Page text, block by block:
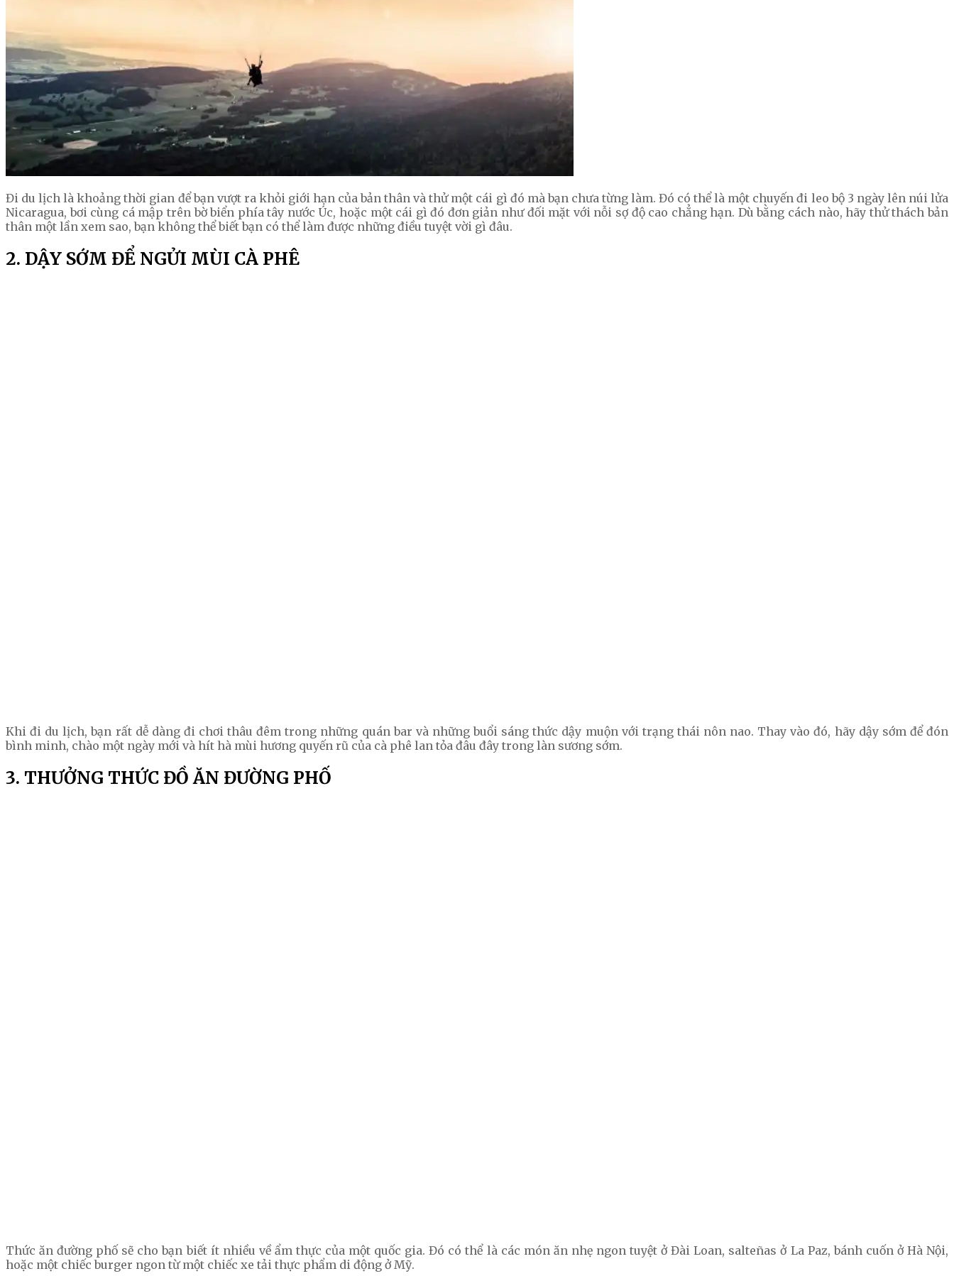
Đi du lịch là khoảng thời gian để bạn vượt ra khỏi giới hạn của bản thân và thử một cái gì đó mà bạn chưa từng làm. Đó có thể là một chuyến đi leo bộ 3 ngày lên núi lửa
Nicaragua, bơi cùng cá mập trên bờ biển phía tây nước Úc, hoặc một cái gì đó đơn giản như đối mặt với nỗi sợ độ cao chẳng hạn. Dù bằng cách nào, hãy thử thách bản
thân một lần xem sao, bạn không thể biết bạn có thể làm được những điều tuyệt vời gì đâu.
2. DẬY SỚM ĐỂ NGỬI MÙI CÀ PHÊ
Khi đi du lịch, bạn rất dễ dàng đi chơi thâu đêm trong những quán bar và những buổi sáng thức dậy muộn với trạng thái nôn nao. Thay vào đó, hãy dậy sớm để đón
bình minh, chào một ngày mới và hít hà mùi hương quyến rũ của cà phê lan tỏa đâu đây trong làn sương sớm.
3. THƯỞNG THỨC ĐỒ ĂN ĐƯỜNG PHỐ
Thức ăn đường phố sẽ cho bạn biết ít nhiều về ẩm thực của một quốc gia. Đó có thể là các món ăn nhẹ ngon tuyệt ở Đài Loan, salteñas ở La Paz, bánh cuốn ở Hà Nội,
hoặc một chiếc burger ngon từ một chiếc xe tải thực phẩm di động ở Mỹ.